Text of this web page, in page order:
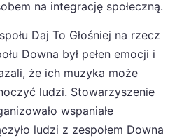
na integrację społeczną.
Daj To Głośniej na rzecz
Downa był pełen emocji i
że ich muzyka może
ludzi. Stowarzyszenie
wspaniałe
ludzi z zespołem Downa